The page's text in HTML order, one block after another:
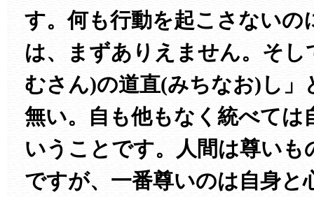
す。何も行動を起こさないの
は、まずありえません。そし
むさん)の道直(みちなお)し」
無い。自も他もなく統べては
いうことです。人間は尊いも
ですが、一番尊いのは自身と